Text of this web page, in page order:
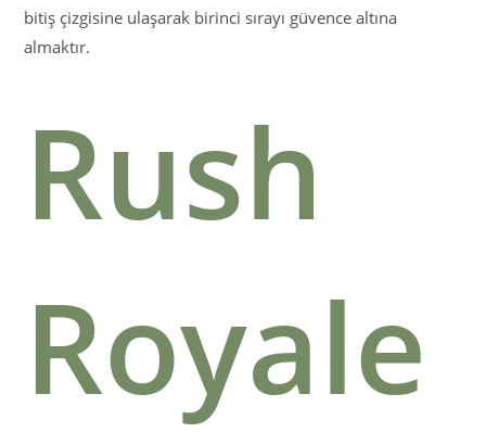
bitiş çizgisine ulaşarak birinci sırayı güvence altına
almaktır.
Rush
Royale